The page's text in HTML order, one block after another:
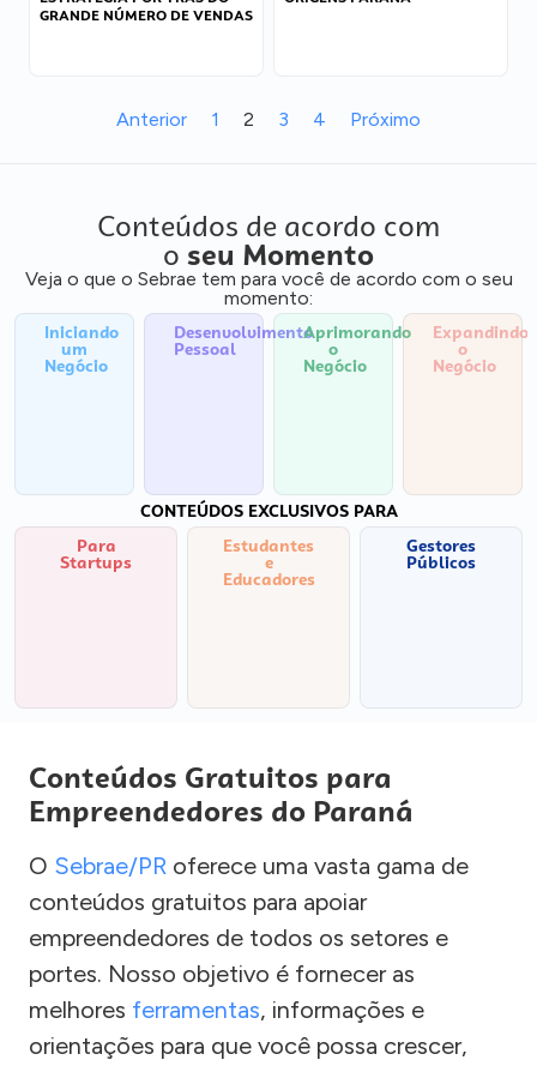
GRANDE NÚMERO DE VENDAS
Anterior 1 2 3 4 Próximo
Conteúdos de acordo com
o seu Momento
Veja o que o Sebrae tem para você de acordo com o seu
momento:
Iniciando
um
Negócio
Desenvolvimento
Pessoal
Aprimorando
o
Negócio
Expandindo
o
Negócio
CONTEÚDOS EXCLUSIVOS PARA
Para
Startups
Estudantes
e
Educadores
Gestores
Públicos
Conteúdos Gratuitos para
Empreendedores do Paraná
O Sebrae/PR oferece uma vasta gama de
conteúdos gratuitos para apoiar
empreendedores de todos os setores e
portes. Nosso objetivo é fornecer as
melhores ferramentas, informações e
orientações para que você possa crescer,